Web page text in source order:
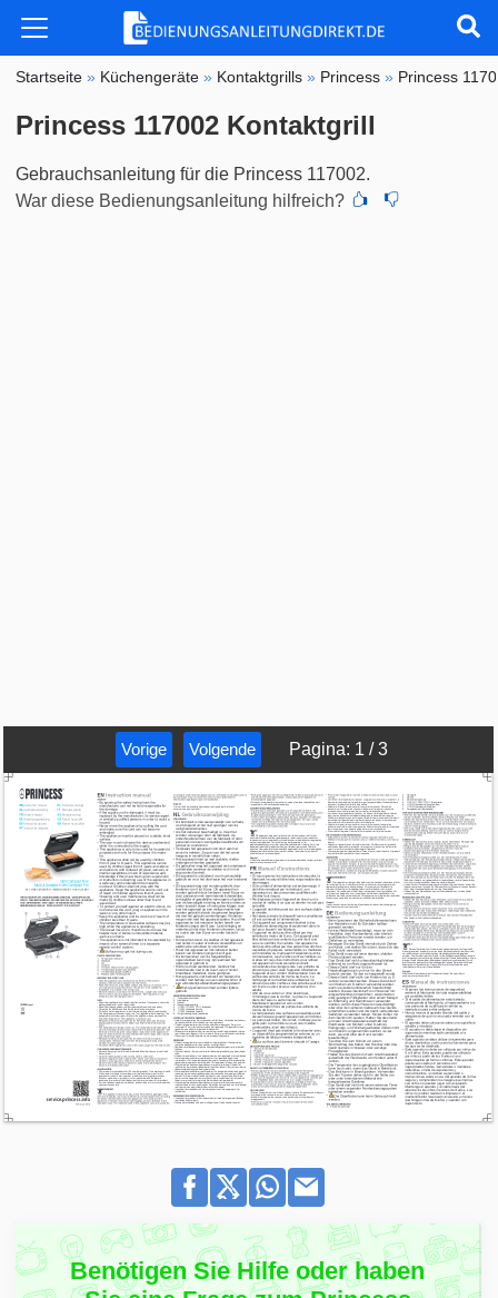
Startseite » Küchengeräte » Kontaktgrills » Princess » Princess
Princess 117002 Kontaktgrill
Gebrauchsanleitung für die Princess 117002.
War diese Bedienungsanleitung hilfreich?
Vorige Volgende Pagina: 1 /3
Benötigen Sie Hilfe oder haben